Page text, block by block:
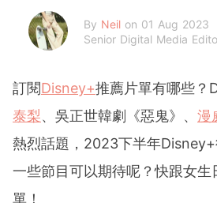
By Neil on 01 Aug 2023
Senior Digital Media
訂閱Disney+推薦片單有哪些？
泰梨、吳正世韓劇《惡鬼》、 漫
熱烈話題，2023下半年
一些節目可以期待呢？快跟女
單！